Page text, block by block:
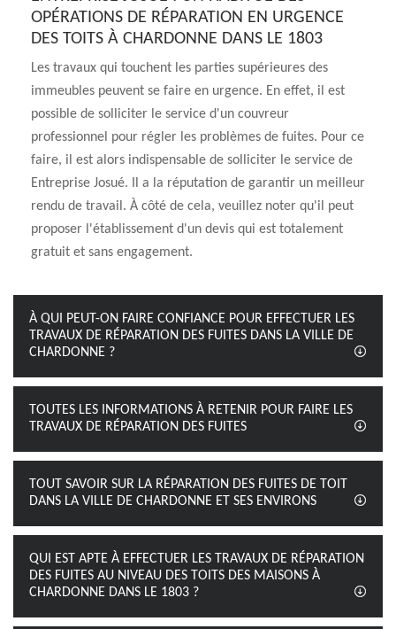
OPÉRATIONS DE RÉPARATION EN URGENCE
DES TOITS À CHARDONNE DANS LE 1803
Les travaux qui touchent les parties supérieures des
immeubles peuvent se faire en urgence. En effet, il est
possible de solliciter le service d'un couvreur
professionnel pour régler les problèmes de fuites. Pour ce
faire, il est alors indispensable de solliciter le service de
Entreprise Josué. Il a la réputation de garantir un meilleur
rendu de travail. À côté de cela, veuillez noter qu'il peut
proposer l'établissement d'un devis qui est totalement
gratuit et sans engagement.
À QUI PEUT-ON FAIRE CONFIANCE POUR EFFECTUER LES
TRAVAUX DE RÉPARATION DES FUITES DANS LA VILLE DE
CHARDONNE ?
TOUTES LES INFORMATIONS À RETENIR POUR FAIRE LES
TRAVAUX DE RÉPARATION DES FUITES
TOUT SAVOIR SUR LA RÉPARATION DES FUITES DE TOIT
DANS LA VILLE DE CHARDONNE ET SES ENVIRONS
QUI EST APTE À EFFECTUER LES TRAVAUX DE RÉPARATION
DES FUITES AU NIVEAU DES TOITS DES MAISONS À
CHARDONNE DANS LE 1803 ?